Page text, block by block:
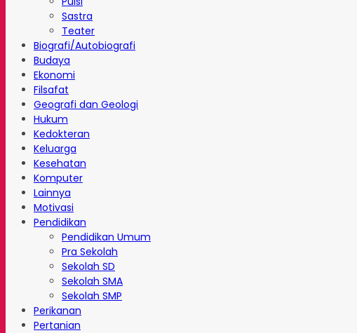
Sastra
Teater
Biografi/Autobiografi
Budaya
Ekonomi
Filsafat
Geografi dan Geologi
Hukum
Kedokteran
Keluarga
Kesehatan
Komputer
Lainnya
Motivasi
Pendidikan
Pendidikan Umum
Pra Sekolah
Sekolah SD
Sekolah SMA
Sekolah SMP
Perikanan
Pertanian